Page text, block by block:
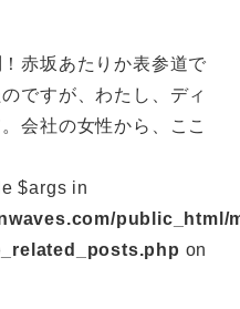
赤坂あたりか表参道で
ですが、わたし、ディ
会社の女性から、ここ
$args in
public_html/
on